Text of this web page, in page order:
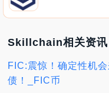
Skillchain相关资讯
FIC:震惊！确定性机
债！_FIC币